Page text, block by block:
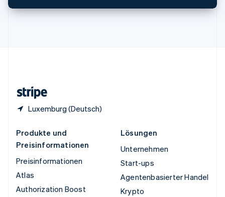
Luxemburg (Deutsch)
Vereinigte Arabische Emirate
Produkte und
Preisinformationen
Preisinformationen
Atlas
Authorization Boost
Lösungen
Unternehmen
Start-ups
Agentenbasierter Handel
Krypto